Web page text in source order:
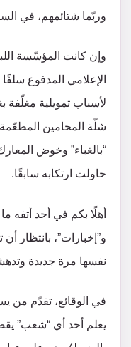
وربّما شتائمهم، في
وإن كانت المؤسّسة
الإعلامي المدفوع
لأسباب تمويلية
شلّة المحامين
“بالغباء” وخوض
حاولت ارتكابه سابقًا.
أهلًا بكم في أحد أتفه
و”إخبارات”، بانتظار
نفسها مرة جديدة
في الوقائع، تقدّم من
يعلم أحد أي “شعب”